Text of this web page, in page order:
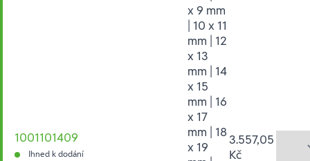
1001101409
Ihned k dodání
x 9 mm
| 10 x 11
mm | 12
x 13
mm | 14
x 15
mm | 16
x 17
mm | 18
x 19
3.557,05
Kč